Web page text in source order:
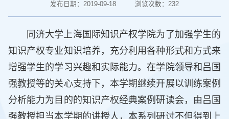
发布日期：2019-09-18 浏览次数：232
同济大学上海国际知识产权学院为了加强学生的
知识产权专业知识培养，充分利用各种形式和方式来
增强学生的学习兴趣和实际能力。在学院领导和吕国
强教授等的关心支持下，本学期继续开展以训练案例
分析能力为目的的知识产权经典案例研读会，由吕国
强教授担当本学期的讲授人，本系列研讨不但得到上